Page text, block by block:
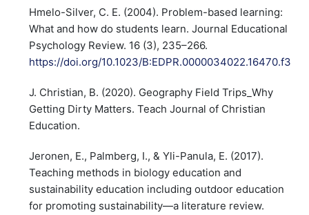
Hmelo-Silver, C. E. (2004). Problem-based learning:
What and how do students learn. Journal Educational
Psychology Review. 16 (3), 235–266.
https://doi.org/10.1023/B:EDPR.0000034022.16470.f3
J. Christian, B. (2020). Geography Field Trips_Why
Getting Dirty Matters. Teach Journal of Christian
Education.
Jeronen, E., Palmberg, I., & Yli-Panula, E. (2017).
Teaching methods in biology education and
sustainability education including outdoor education
for promoting sustainability—a literature review.